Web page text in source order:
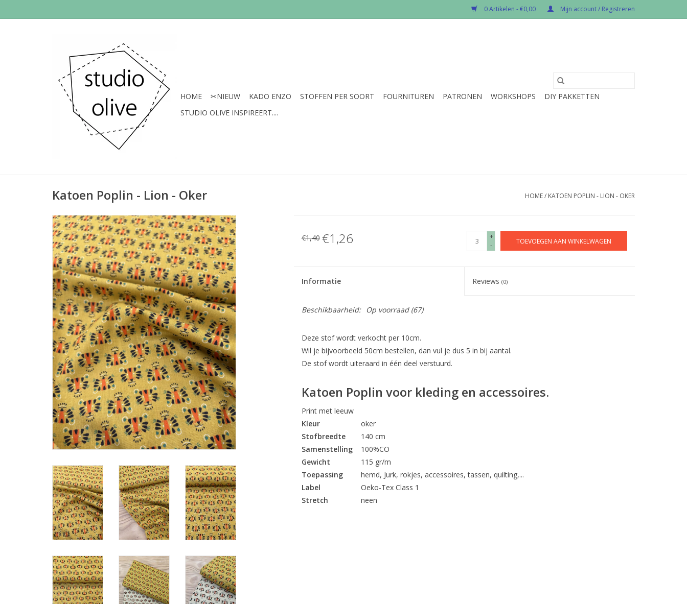
0 Artikelen - €0,00 Mijn account / Registreren
HOME ✂︎NIEUW KADO ENZO STOFFEN PER SOORT FOURNITUREN PATRONEN WORKSHOPS
DIY PAKKETTEN
STUDIO OLIVE INSPIREERT....
Katoen Poplin - Lion - Oker HOME/ KATOEN POPLIN - LION - OKER
€1,40 €1,26
+
-
TOEVOEGEN AAN WINKELWAGEN
Informatie Reviews(0)
Beschikbaarheid: Op voorraad(67)
Deze stof wordt verkocht per 10cm.
Wil je bijvoorbeeld 50cm bestellen, dan vul je dus 5 in bij aantal.
De stof wordt uiteraard in één deel verstuurd.
Katoen Poplin voor kleding en accessoires.
Print met leeuw
Kleur
oker
Stofbreedte
140 cm
Samenstelling
100%CO
Gewicht
115 gr/m
Toepassing
hemd, Jurk, rokjes, accessoires, tassen, quilting,...
Label
Oeko-Tex Class 1
Stretch
neen